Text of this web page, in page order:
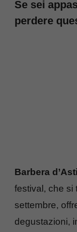
Se sei
perdere
Barbera
festival, che si
settembre,
degustazioni,